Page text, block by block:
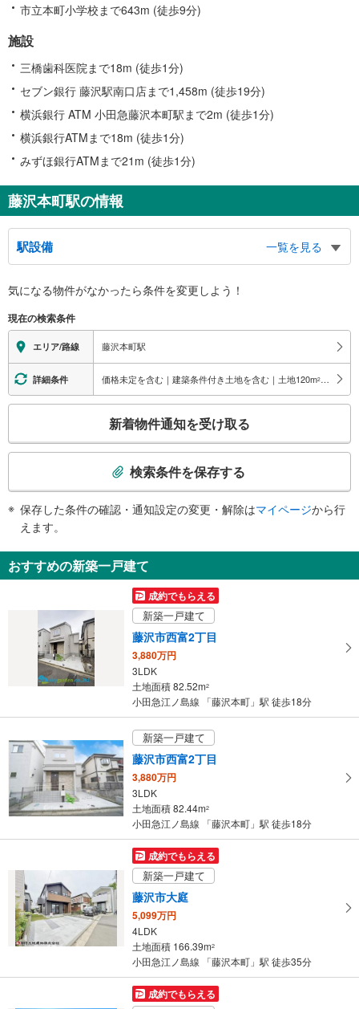
市立本町小学校まで643m (徒歩9分)
施設
三橋歯科医院まで18m (徒歩1分)
セブン銀行 藤沢駅南口店まで1,458m (徒歩19分)
横浜銀行 ATM 小田急藤沢本町駅まで2m (徒歩1分)
横浜銀行ATMまで18m (徒歩1分)
みずほ銀行ATMまで21m (徒歩1分)
藤沢本町駅の情報
駅設備
一覧を見る
※段差なしでの移動経路
地上⇔改札⇔ホーム：○
エレベータ
・１番線ホーム（改札直結）⇔橋上連絡通路（改札内）
・２番線ホーム⇔橋上連絡通路（改札内）
トイレ
・１番線ホーム（改札直結）
気になる物件がなかったら条件を変更しよう！
現在の検索条件
エリア/路線 藤沢本町駅
詳細条件 価格未定を含む｜建築条件付き土地を含む｜土地120m2 以上
検
知
を
イ
ー
ジ
に
保
す
る
新着物件通知を受け取る
検索条件を保存する
保存した条件の確認・通知設定の変更・解除はマイページから行
えます。
おすすめの新築一戸建て
成約でもらえる
新築一戸建て
藤沢市西富2丁目
3,880万円
3LDK
土地面積 82.52m2
小田急江ノ島線 「藤沢本町」駅 徒歩18分
新築一戸建て
藤沢市西富2丁目
3,880万円
3LDK
土地面積 82.44m2
小田急江ノ島線 「藤沢本町」駅 徒歩18分
成約でもらえる
新築一戸建て
藤沢市大庭
5,099万円
4LDK
土地面積 166.39m2
小田急江ノ島線 「藤沢本町」駅 徒歩35分
成約でもらえる